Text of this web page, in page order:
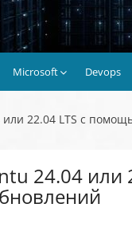
Microsoft Devops
22.04 LTS с
24.04 или